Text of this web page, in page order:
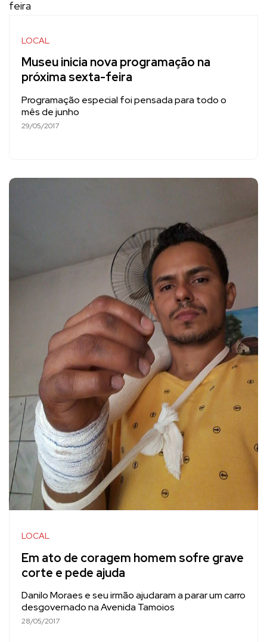
LOCAL
Museu inicia nova programação na
próxima sexta-feira
Programação especial foi pensada para todo o
mês de junho
29/05/2017
LOCAL
Em ato de coragem homem sofre grave
corte e pede ajuda
Danilo Moraes e seu irmão ajudaram a parar um carro
desgovernado na Avenida Tamoios
28/05/2017